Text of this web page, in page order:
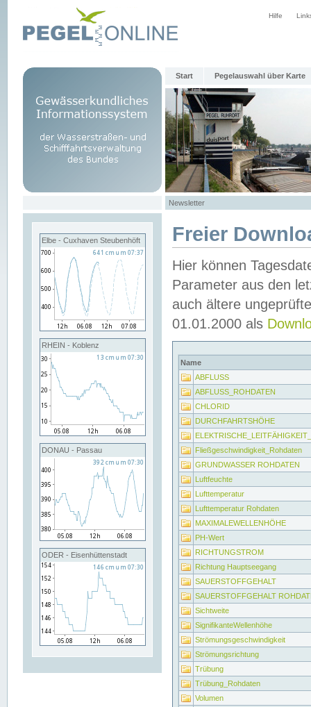
Hilfe
Start Pegelauswahl über Karte
Newsletter
Elbe - Cuxhaven Steubenhöft
RHEIN - Koblenz
DONAU - Passau
ODER - Eisenhüttenstadt
Freier
Hier können
Parameter aus den
auch ältere
01.01.2000 als
Name
ABFLUSS
ABFLUSS_ROHDATEN
CHLORID
DURCHFAHRTSHÖHE
Fließgeschwindigkeit_Rohdaten
GRUNDWASSER ROHDATEN
Luftfeuchte
Lufttemperatur
Lufttemperatur Rohdaten
MAXIMALEWELLENHÖHE
PH-Wert
RICHTUNGSTROM
Richtung Hauptseegang
SAUERSTOFFGEHALT
SAUERSTOFFGEHALT
Sichtweite
SignifikanteWellenhöhe
Strömungsgeschwindigkeit
Strömungsrichtung
Trübung
Trübung_Rohdaten
Volumen